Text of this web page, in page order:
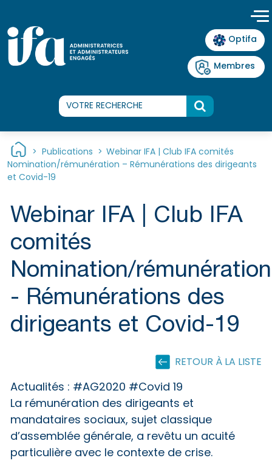
Optifa
Membres
> Publications > Webinar IFA | Club IFA comités
Nomination/rémunération – Rémunérations des dirigeants
et Covid-19
Webinar IFA | Club IFA
comités
Nomination/rémunération
- Rémunérations des
dirigeants et Covid-19
RETOUR À LA LISTE
Actualités : #AG2020 #Covid 19
La rémunération des dirigeants et
mandataires sociaux, sujet classique
d’assemblée générale, a revêtu un acuité
particulière avec le contexte de crise.